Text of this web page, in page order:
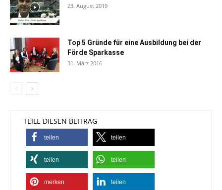
23. August 2019
Top 5 Gründe für eine Ausbildung bei der
Förde Sparkasse
31. März 2016
TEILE DIESEN BEITRAG
teilen teilen
teilen teilen
merken teilen